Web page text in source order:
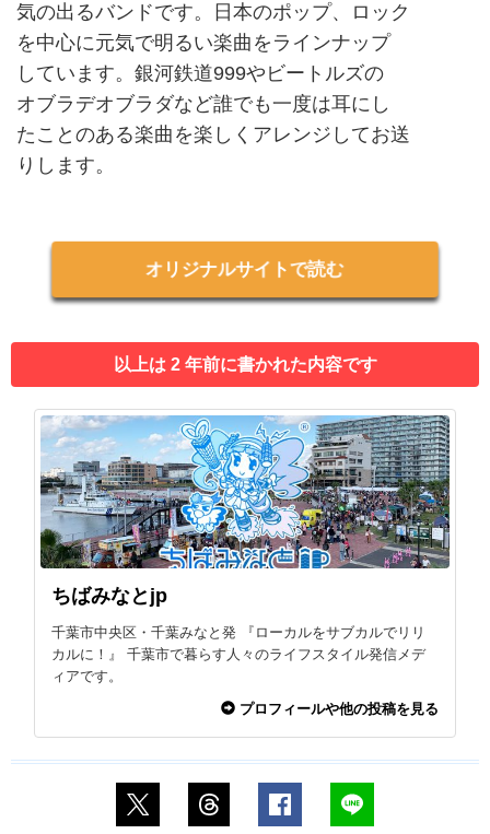
気の出るバンドです。日本のポップ、ロック
を中心に元気で明るい楽曲をラインナップ
しています。銀河鉄道999やビートルズの
オブラデオブラダなど誰でも一度は耳にし
たことのある楽曲を楽しくアレンジしてお送
りします。
オリジナルサイトで読む
以上は 2 年前に書かれた内容です
ちばみなとjp
千葉市中央区・千葉みなと発 『ローカルをサブカルでリリ
カルに！』 千葉市で暮らす人々のライフスタイル発信メデ
ィアです。
プロフィールや他の投稿を見る